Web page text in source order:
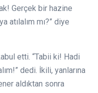
Gerçek bir hazine
atılalım mı?” diye
etti. “Tabii ki! Hadi
dedi. İkili, yanlarına
aldıktan sonra